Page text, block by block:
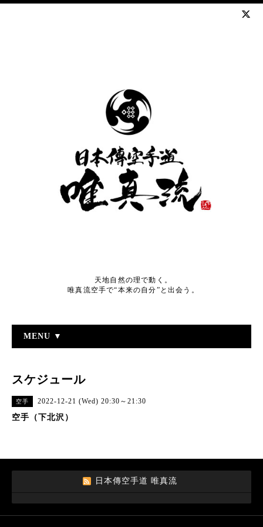
天地自然の理で動く。
唯真流空手で“本来の自分”と出会う。
MENU ▼
スケジュール
空手 2022-12-21 (Wed) 20:30～21:30
空手（下北沢）
日本傳空手道 唯真流